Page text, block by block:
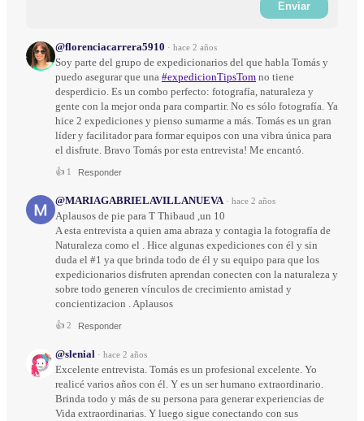
Enviar
@florenciacarrera5910 · hace 2 años
Soy parte del grupo de expedicionarios del que habla Tomás y
puedo asegurar que una #expedicionTipsTom no tiene
desperdicio. Es un combo perfecto: fotografía, naturaleza y
gente con la mejor onda para compartir. No es sólo fotografía. Ya
hice 2 expediciones y pienso sumarme a más. Tomás es un gran
líder y facilitador para formar equipos con una vibra única para
el disfrute. Bravo Tomás por esta entrevista! Me encantó.
👍 1 Responder
@MARIAGABRIELAVILLANUEVA · hace 2 años
Aplausos de pie para T Thibaud ,un 10
A esta entrevista a quien ama abraza y contagia la fotografía de
Naturaleza como el . Hice algunas expediciones con él y sin
duda el #1 ya que brinda todo de él y su equipo para que los
expedicionarios disfruten aprendan conecten con la naturaleza y
sobre todo generen vínculos de crecimiento amistad y
concientizacion . Aplausos
👍 2 Responder
@slenial · hace 2 años
Excelente entrevista. Tomás es un profesional excelente. Yo
realicé varios años con él. Y es un ser humano extraordinario.
Brinda todo y más de su persona para generar experiencias de
Vida extraordinarias. Y luego sigue conectando con sus